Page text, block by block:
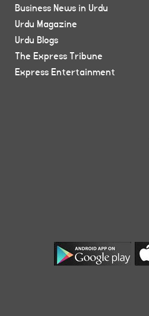
Business News in Urdu
Urdu Magazine
Urdu Blogs
The Express Tribune
Express Entertainment